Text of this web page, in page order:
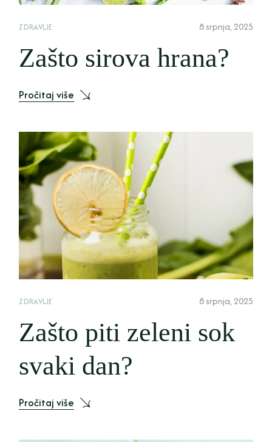
ZDRAVLJE 8 srpnja, 2025
Zašto sirova hrana?
Pročitaj više
ZDRAVLJE 8 srpnja, 2025
Zašto piti zeleni sok
svaki dan?
Pročitaj više